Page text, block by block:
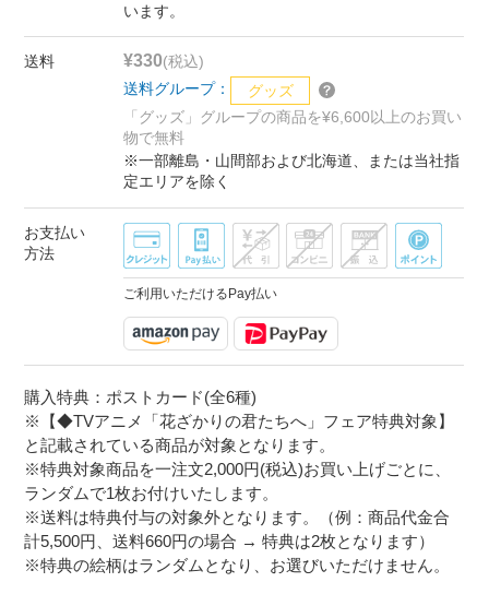
います。
送料 ¥330(税込)
送料グループ：
グッズ
「グッズ」グループの商品を¥6,600以上のお買い
物で無料
※一部離島・山間部および北海道、または当社指
定エリアを除く
お支払い
方法
ご利用いただけるPay払い
購入特典：ポストカード(全6種)
※【◆TVアニメ「花ざかりの君たちへ」フェア特典対象】
と記載されている商品が対象となります。
※特典対象商品を一注文2,000円(税込)お買い上げごとに、
ランダムで1枚お付けいたします。
※送料は特典付与の対象外となります。（例：商品代金合
計5,500円、送料660円の場合 → 特典は2枚となります）
※特典の絵柄はランダムとなり、お選びいただけません。